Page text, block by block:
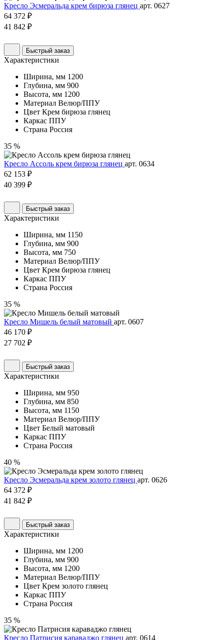
Кресло Эсмеральда крем бирюза глянец арт. 0627
64 372 ₽
41 842 ₽
Быстрый заказ
Характеристики
Ширина, мм 1200
Глубина, мм 900
Высота, мм 1200
Материал Велюр/ППУ
Цвет Крем бирюза глянец
Каркас ППУ
Страна Россия
35 %
Кресло Ассоль крем бирюза глянец арт. 0634
62 153 ₽
40 399 ₽
Быстрый заказ
Характеристики
Ширина, мм 1150
Глубина, мм 900
Высота, мм 750
Материал Велюр/ППУ
Цвет Крем бирюза глянец
Каркас ППУ
Страна Россия
35 %
Кресло Мишель белый матовый арт. 0607
46 170 ₽
27 702 ₽
Быстрый заказ
Характеристики
Ширина, мм 950
Глубина, мм 850
Высота, мм 1150
Материал Велюр/ППУ
Цвет Белый матовый
Каркас ППУ
Страна Россия
40 %
Кресло Эсмеральда крем золото глянец арт. 0626
64 372 ₽
41 842 ₽
Быстрый заказ
Характеристики
Ширина, мм 1200
Глубина, мм 900
Высота, мм 1200
Материал Велюр/ППУ
Цвет Крем золото глянец
Каркас ППУ
Страна Россия
35 %
Кресло Патрисия караваджо глянец арт. 0614